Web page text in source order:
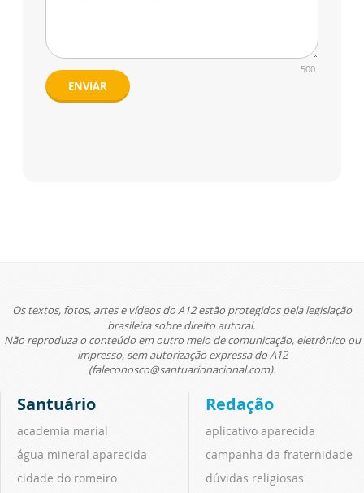
500
ENVIAR
Os textos, fotos, artes e vídeos do A12 estão protegidos pela legislação
brasileira sobre direito autoral.
Não reproduza o conteúdo em outro meio de comunicação, eletrônico ou
impresso, sem autorização expressa do A12
(faleconosco@santuarionacional.com).
Santuário
academia marial
água mineral aparecida
cidade do romeiro
Redação
aplicativo aparecida
campanha da fraternidade
dúvidas religiosas